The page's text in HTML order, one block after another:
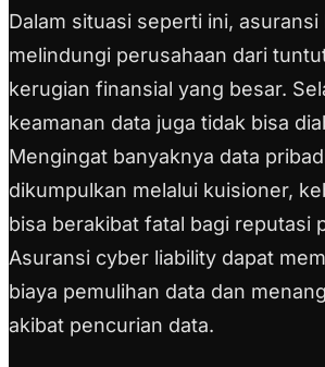
Dalam situasi seperti ini,
melindungi perusahaan dari
kerugian finansial yang besar.
keamanan data juga tidak bisa
Mengingat banyaknya data
dikumpulkan melalui kuisioner,
bisa berakibat fatal bagi reputasi
Asuransi cyber liability dapat
biaya pemulihan data dan
akibat pencurian data.